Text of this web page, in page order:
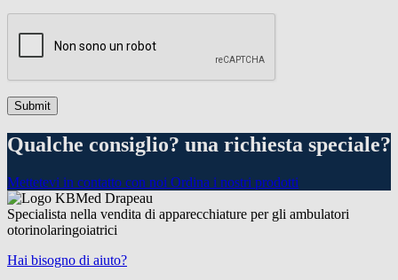
Qualche consiglio? una richiesta speciale?
Mettetevi in contatto con noi Ordina i nostri prodotti
Specialista nella vendita di apparecchiature per gli ambulatori
otorinolaringoiatrici
Hai bisogno di aiuto?